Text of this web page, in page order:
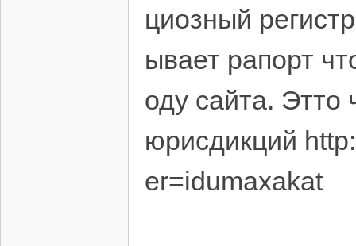
циозный
ывает рапорт
оду сайта. Этто
юрисдикций
er=idumaxakat